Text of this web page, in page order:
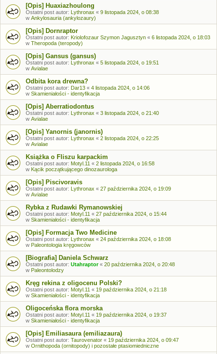
[Opis] Huaxiazhoulong
Ostatni post autor: Lythronax « 9 listopada 2024, o 08:38
w Ankylosauria (ankylozaury)
[Opis] Dornraptor
Ostatni post autor: Kriolofozaur Szymon Jagusztyn « 6 listopada 2024, o 18:03
w Theropoda (teropody)
[Opis] Gansus (gansus)
Ostatni post autor: Lythronax « 5 listopada 2024, o 19:51
w Avialae
Odbita kora drewna?
Ostatni post autor: Dar13 « 4 listopada 2024, o 14:06
w Skamieniałości - identyfikacja
[Opis] Aberratiodontus
Ostatni post autor: Lythronax « 3 listopada 2024, o 21:40
w Avialae
[Opis] Yanornis (janornis)
Ostatni post autor: Lythronax « 2 listopada 2024, o 22:25
w Avialae
Książka o Fliszu karpackim
Ostatni post autor: Motyl.11 « 2 listopada 2024, o 16:58
w Kącik początkującego dinozaurologa
[Opis] Piscivoravis
Ostatni post autor: Lythronax « 27 października 2024, o 19:09
w Avialae
Rybka z Rudawki Rymanowskiej
Ostatni post autor: Motyl.11 « 27 października 2024, o 15:44
w Skamieniałości - identyfikacja
[Opis] Formacja Two Medicine
Ostatni post autor: Lythronax « 24 października 2024, o 18:08
w Paleontologia kręgowców
[Biografia] Daniela Schwarz
Ostatni post autor: Utahraptor« 20 października 2024, o 20:48
w Paleontolodzy
Kręg rekina z oligocenu Polski?
Ostatni post autor: Motyl.11 « 19 października 2024, o 21:18
w Skamieniałości - identyfikacja
Oligoceńska flora morska
Ostatni post autor: Motyl.11 « 19 października 2024, o 19:37
w Skamieniałości - identyfikacja
[Opis] Emiliasaura (emiliazaura)
Ostatni post autor: Taurovenator « 19 października 2024, o 09:47
w Ornithopoda (ornitopody) i pozostałe ptasiomiedniczne